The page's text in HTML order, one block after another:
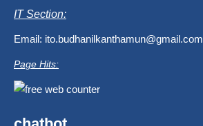
IT Section:
Email: ito.budhanilkanthamun@gmail.com
Page Hits: